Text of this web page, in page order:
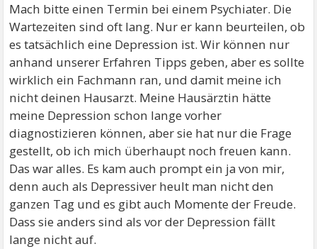
Mach bitte einen Termin bei einem Psychiater. Die
Wartezeiten sind oft lang. Nur er kann beurteilen, ob
es tatsächlich eine Depression ist. Wir können nur
anhand unserer Erfahren Tipps geben, aber es sollte
wirklich ein Fachmann ran, und damit meine ich
nicht deinen Hausarzt. Meine Hausärztin hätte
meine Depression schon lange vorher
diagnostizieren können, aber sie hat nur die Frage
gestellt, ob ich mich überhaupt noch freuen kann.
Das war alles. Es kam auch prompt ein ja von mir,
denn auch als Depressiver heult man nicht den
ganzen Tag und es gibt auch Momente der Freude.
Dass sie anders sind als vor der Depression fällt
lange nicht auf.